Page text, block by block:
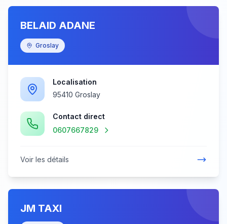
BELAID ADANE
Groslay
Localisation
95410 Groslay
Contact direct
0607667829
Voir les détails
JM TAXI